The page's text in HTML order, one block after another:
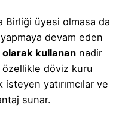
Birliği üyesi olmasa da
devam eden
olarak kullanan nadir
döviz kuru
isteyen yatırımcılar ve
sunar.